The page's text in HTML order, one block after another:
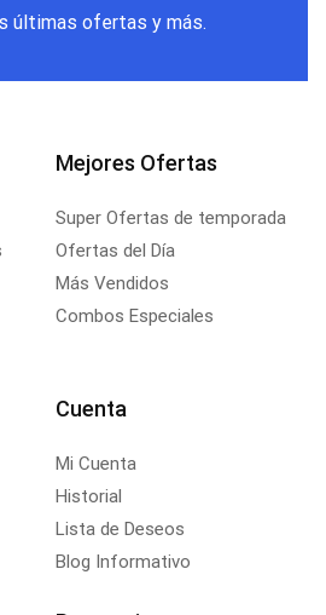
últimas ofertas y más.
Mejores Ofertas
Super Ofertas de temporada
Ofertas del Día
Más Vendidos
Combos Especiales
Cuenta
Mi Cuenta
Historial
Lista de Deseos
Blog Informativo